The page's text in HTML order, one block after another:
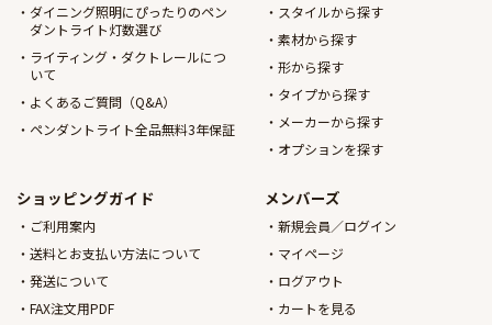
ダイニング照明にぴったりのペン
ダントライト灯数選び
ライティング・ダクトレールにつ
いて
よくあるご質問（Q&A）
ペンダントライト全品無料3年保証
スタイルから探す
素材から探す
形から探す
タイプから探す
メーカーから探す
オプションを探す
ショッピングガイド
ご利用案内
送料とお支払い方法について
発送について
FAX注文用PDF
メンバーズ
新規会員／ログイン
マイページ
ログアウト
カートを見る